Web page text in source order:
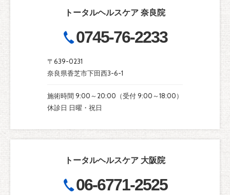
トータルヘルスケア 奈良院
0745-76-2233
〒639-0231
奈良県香芝市下田西3-6-1
施術時間 9:00～20:00（受付 9:00～18:00）
休診日 日曜・祝日
トータルヘルスケア 大阪院
06-6771-2525